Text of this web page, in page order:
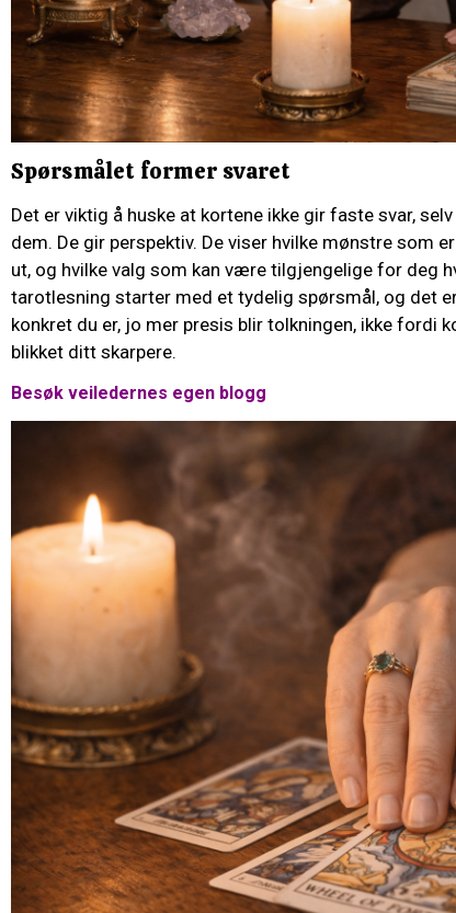
Spørsmålet former svaret
Det er viktig å huske at kortene ikke gir faste svar,
dem. De gir perspektiv. De viser hvilke mønstre som
ut, og hvilke valg som kan være tilgjengelige for deg
tarotlesning starter med et tydelig spørsmål, og det
konkret du er, jo mer presis blir tolkningen, ikke fordi
blikket ditt skarpere.
Besøk veiledernes egen blogg